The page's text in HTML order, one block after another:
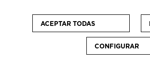
personas visitantes.
ACEPTAR TODAS
CONFIGURAR